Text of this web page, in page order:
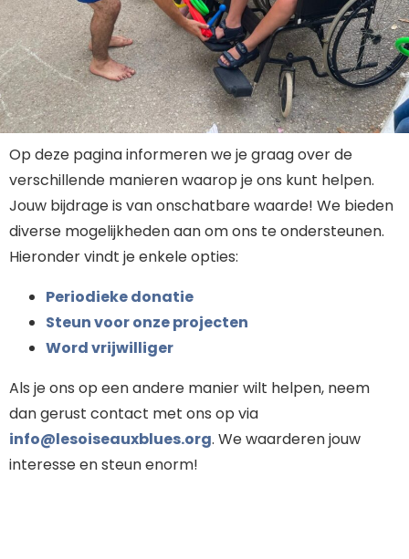
Op deze pagina informeren we je graag over de
verschillende manieren waarop je ons kunt helpen.
Jouw bijdrage is van onschatbare waarde! We bieden
diverse mogelijkheden aan om ons te ondersteunen.
Hieronder vindt je enkele opties:
Periodieke donatie
Steun voor onze projecten
Word vrijwilliger
Als je ons op een andere manier wilt helpen, neem
dan gerust contact met ons op via
info@lesoiseauxblues.org. We waarderen jouw
interesse en steun enorm!